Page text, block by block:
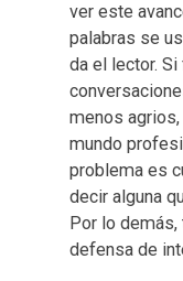
ver este
palabras se
da el lector.
menos agrios,
mundo
problema es
decir alguna
Por lo
defensa de